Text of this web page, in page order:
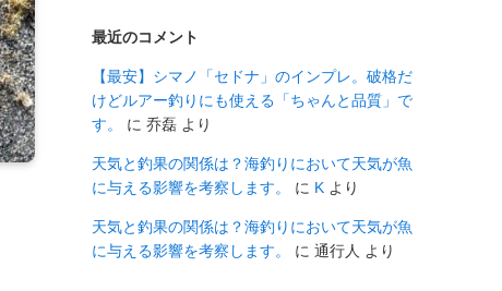
最近のコメント
【最安】シマノ「セドナ」のインプレ。破格だ
けどルアー釣りにも使える「ちゃんと品質」で
す。
に 乔磊 より
天気と釣果の関係は？海釣りにおいて天気が魚
に与える影響を考察します。
に K より
天気と釣果の関係は？海釣りにおいて天気が魚
に与える影響を考察します。
に 通行人 より